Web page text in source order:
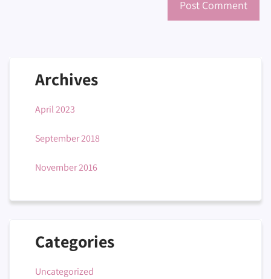
Archives
April 2023
September 2018
November 2016
Categories
Uncategorized